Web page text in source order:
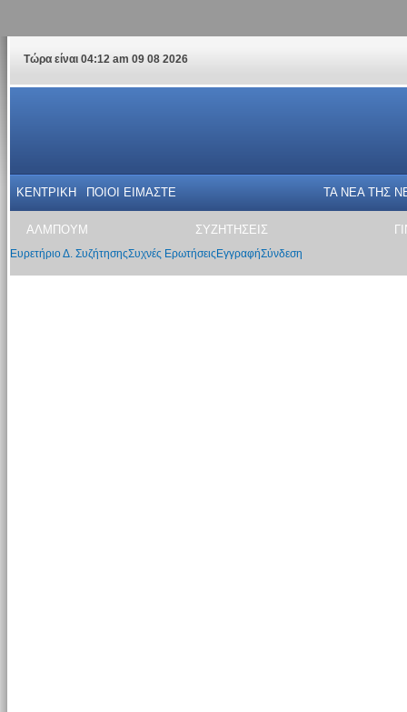
Τώρα είναι 04:12 am 09 08 2026
ΚΕΝΤΡΙΚΗ ΠΟΙΟΙ ΕΙΜΑΣΤΕ ΤΑ ΝΕΑ THΣ
ΑΛΜΠΟΥΜ ΣΥΖΗΤΗΣΕΙΣ
Ευρετήριο Δ. ΣυζήτησηςΣυχνές Ερωτήσεις ΕγγραφήΣύνδεση